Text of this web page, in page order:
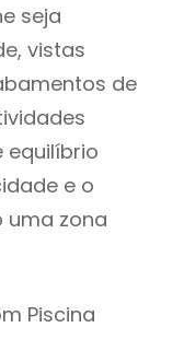
seja
vistas
de
equilíbrio
e o
uma zona
Piscina